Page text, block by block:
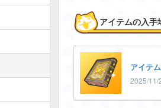
アイテムの入手
アイテ
2025/11/